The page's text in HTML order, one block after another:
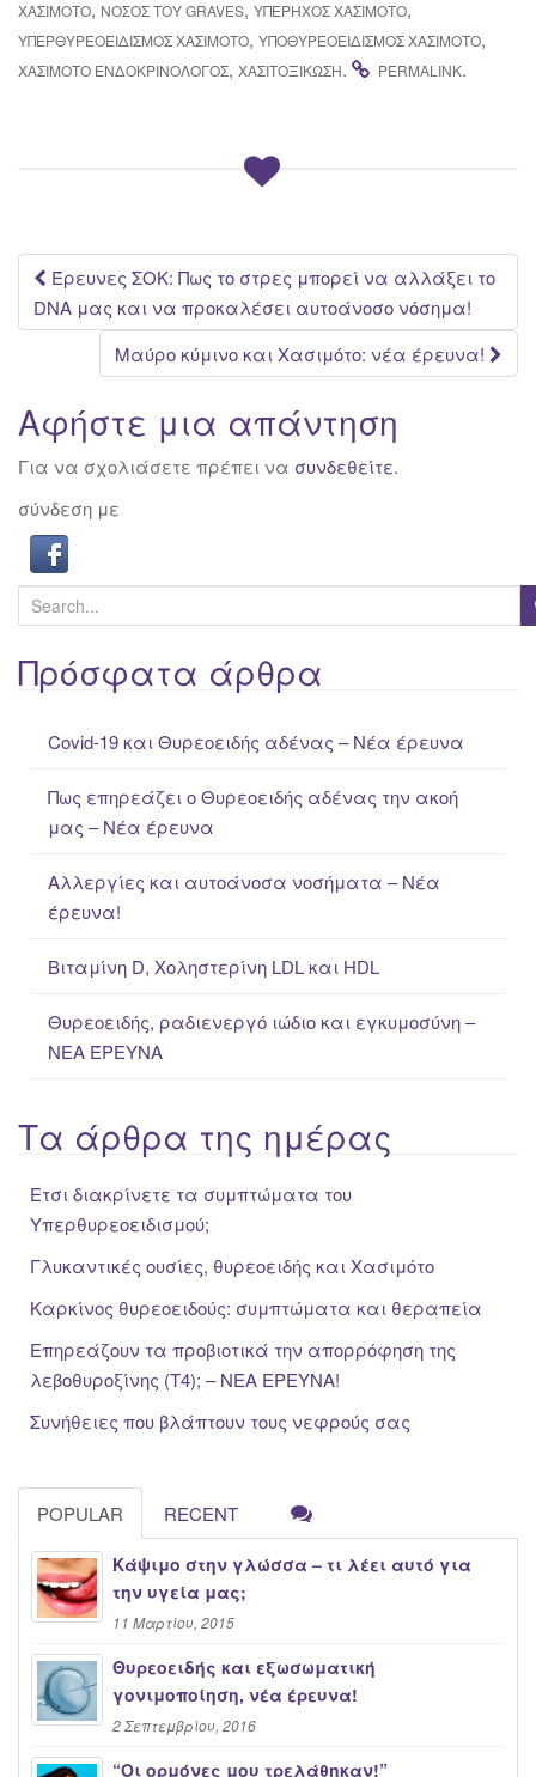
σμού;
ΧΑΣΙΜΟΤΟ, ΝΌΣΟΣ ΤΟΥ GRAVES, ΥΠΈΡΗΧΟΣ ΧΑΣΙΜΌΤΟ,
ΥΠΕΡΘΥΡΕΟΕΙΔΙΣΜΌΣ ΧΑΣΙΜΌΤΟ, ΥΠΟΘΥΡΕΟΕΙΔΙΣΜΌΣ ΧΑΣΙΜΌΤΟ,
ΧΑΣΙΜΌΤΟ ΕΝΔΟΚΡΙΝΟΛΌΓΟΣ, ΧΑΣΙΤΟΞΊΚΩΣΗ. PERMALINK.
Post
navigation
Έρευνες ΣΟΚ: Πως το στρες μπορεί να αλλάξει το
DNA μας και να προκαλέσει αυτοάνοσο νόσημα!
Μαύρο κύμινο και Χασιμότο: νέα έρευνα!
Αφήστε μια απάντηση
Για να σχολιάσετε πρέπει να συνδεθείτε.
σύνδεση με
e
a
rΠρόσφατα άρθρα
Covid-19 και Θυρεοειδής αδένας – Νέα έρευνα
Πως επηρεάζει ο Θυρεοειδής αδένας την ακοή
μας – Νέα έρευνα
Αλλεργίες και αυτοάνοσα νοσήματα – Νέα
έρευνα!
Βιταμίνη D, Χοληστερίνη LDL και HDL
Θυρεοειδής, ραδιενεργό ιώδιο και εγκυμοσύνη –
ΝΕΑ ΈΡΕΥΝΑ
Τα άρθρα της ημέρας
Ετσι διακρίνετε τα συμπτώματα του
Υπερθυρεοειδισμού;
Γλυκαντικές ουσίες, θυρεοειδής και Χασιμότο
Καρκίνος θυρεοειδούς: συμπτώματα και θεραπεία
Επηρεάζουν τα προβιοτικά την απορρόφηση της
λεβοθυροξίνης (Τ4); – ΝΕΑ ΕΡΕΥΝΑ!
Συνήθειες που βλάπτουν τους νεφρούς σας
POPULAR RECENT
Κάψιμο στην γλώσσα – τι λέει αυτό για
την υγεία μας;
11 Μαρτίου, 2015
Θυρεοειδής και εξωσωματική
γονιμοποίηση, νέα έρευνα!
2 Σεπτεμβρίου, 2016
“Oι ορμόνες μου τρελάθηκαν!”